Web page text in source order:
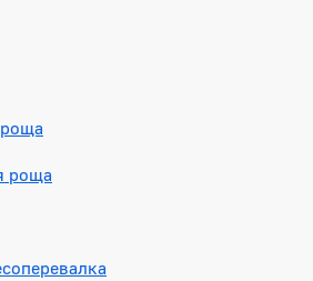
роща